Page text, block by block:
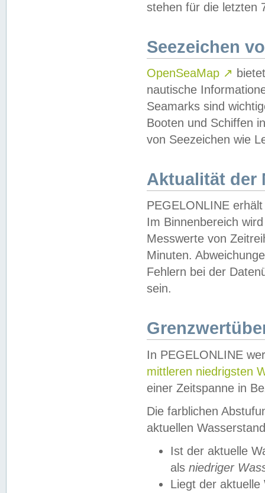
stehen für die letzten
Seezeichen
OpenSeaMap ↗
nautische
Seamarks sind
Booten und Schiffen
von Seezeichen wie
Aktualität der
PEGELONLINE
Im Binnenbereich
Messwerte von
Minuten.
Fehlern bei der
sein.
In PEGELONLINE
mittleren niedrigsten
einer Zeitspanne in
Die farblichen
aktuellen
Ist der aktuelle
als niedriger
Liegt der